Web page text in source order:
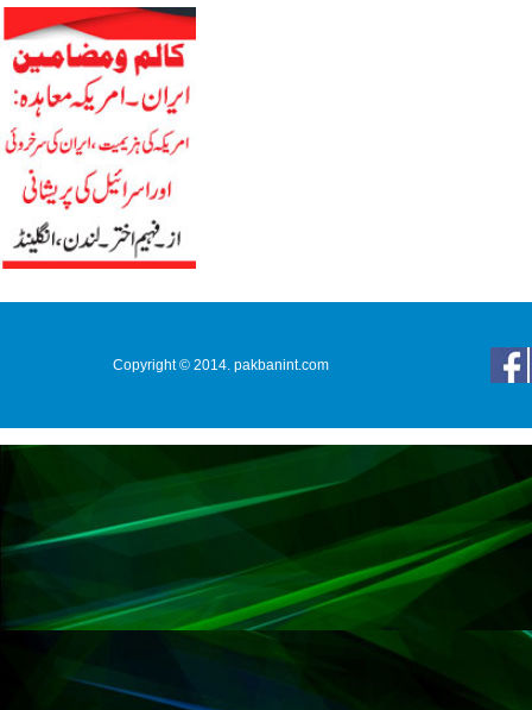
Copyright © 2014. pakbanint.com